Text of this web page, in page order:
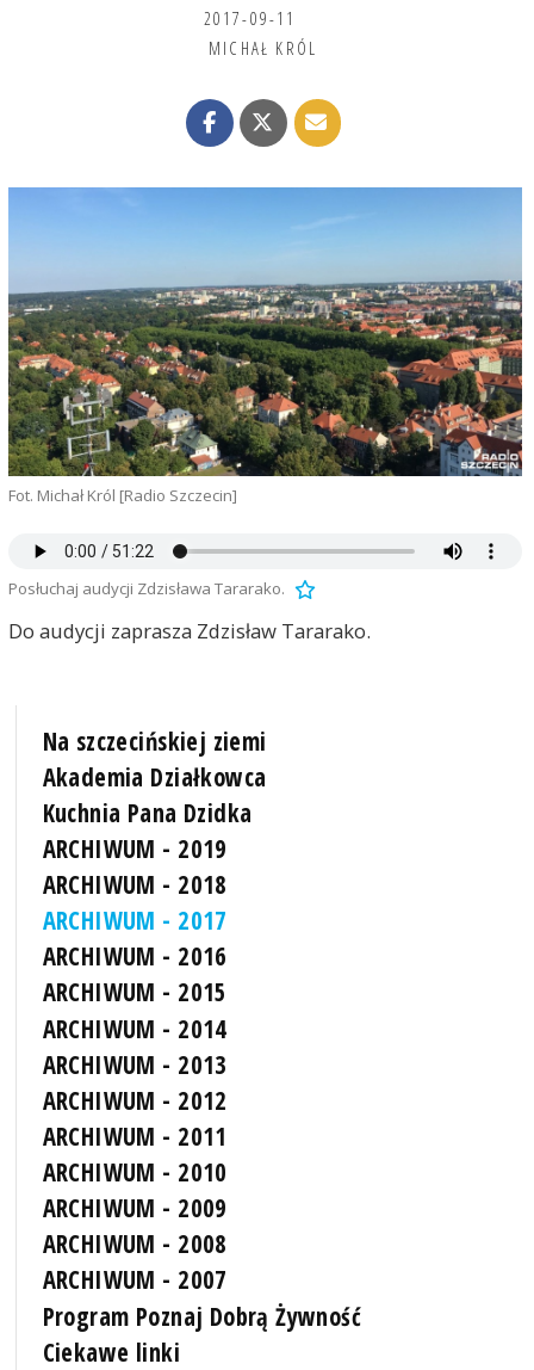
2017-09-11
MICHAŁ KRÓL
Fot. Michał Król [Radio Szczecin]
Posłuchaj audycji Zdzisława Tararako.
Do audycji zaprasza Zdzisław Tararako.
Na szczecińskiej ziemi
Akademia Działkowca
Kuchnia Pana Dzidka
ARCHIWUM - 2019
ARCHIWUM - 2018
ARCHIWUM - 2017
ARCHIWUM - 2016
ARCHIWUM - 2015
ARCHIWUM - 2014
ARCHIWUM - 2013
ARCHIWUM - 2012
ARCHIWUM - 2011
ARCHIWUM - 2010
ARCHIWUM - 2009
ARCHIWUM - 2008
ARCHIWUM - 2007
Program Poznaj Dobrą Żywność
Ciekawe linki